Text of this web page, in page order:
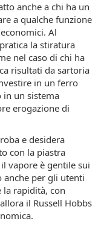
anche a chi ha un
a qualche funzione
Al
la stiratura
nel caso di chi ha
risultati da sartoria
in un ferro
in un sistema
erogazione di
e desidera
con la piastra
vapore è gentile sui
anche per gli utenti
la rapidità, con
il Russell Hobbs